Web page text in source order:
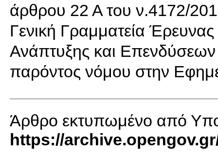
άρθρου 22 Α του ν.4172/
Γενική Γραμματεία
Ανάπτυξης και Επενδύσεων
παρόντος νόμου στην
Άρθρο εκτυπωμένο από
https://